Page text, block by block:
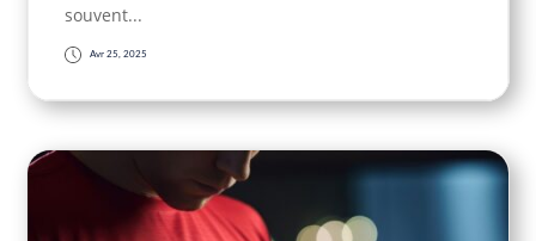
souvent...
Avr 25, 2025